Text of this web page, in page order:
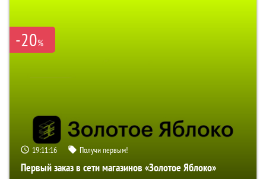
-20%
19:11:15 Получи первым!
Первый заказ в сети магазинов «Золотое Яблоко»